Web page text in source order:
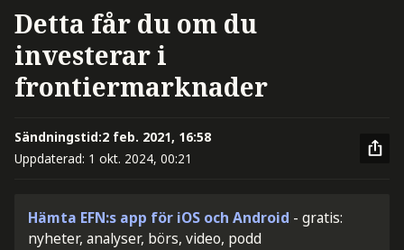
Detta får du om du
investerar i
frontiermarknader
Sändningstid:2 feb. 2021, 16:58
Uppdaterad: 1 okt. 2024, 00:21
Hämta EFN:s app för iOS och Android - gratis:
nyheter, analyser, börs, video, podd